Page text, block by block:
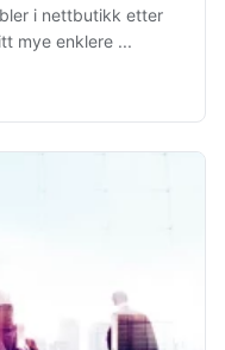
i nettbutikk etter
mye enklere ...